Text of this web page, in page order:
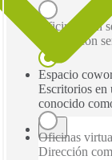
Oficinas con
Oficina con
Espacio
Escritorios en
conocido
Oficinas
Dirección